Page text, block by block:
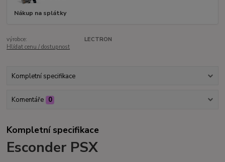
Nákup na splátky
výrobce:
LECTRON
Hlídat cenu / dostupnost
Kompletní specifikace
Komentáře 0
Kompletní specifikace
Esconder PSX